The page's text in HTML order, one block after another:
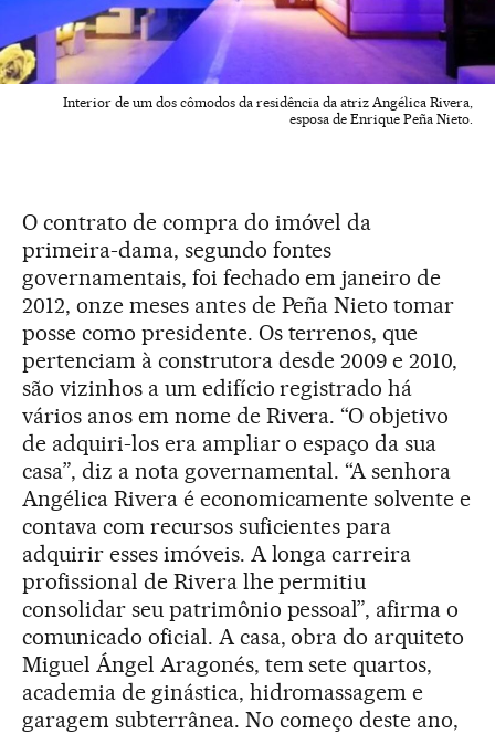
Interior de um dos cômodos da residência da atriz Angélica Rivera,
esposa de Enrique Peña Nieto.
O contrato de compra do imóvel da
primeira-dama, segundo fontes
governamentais, foi fechado em janeiro de
2012, onze meses antes de Peña Nieto tomar
posse como presidente. Os terrenos, que
pertenciam à construtora desde 2009 e 2010,
são vizinhos a um edifício registrado há
vários anos em nome de Rivera. “O objetivo
de adquiri-los era ampliar o espaço da sua
casa”, diz a nota governamental. “A senhora
Angélica Rivera é economicamente solvente e
contava com recursos suficientes para
adquirir esses imóveis. A longa carreira
profissional de Rivera lhe permitiu
consolidar seu patrimônio pessoal”, afirma o
comunicado oficial. A casa, obra do arquiteto
Miguel Ángel Aragonés, tem sete quartos,
academia de ginástica, hidromassagem e
garagem subterrânea. No começo deste ano,